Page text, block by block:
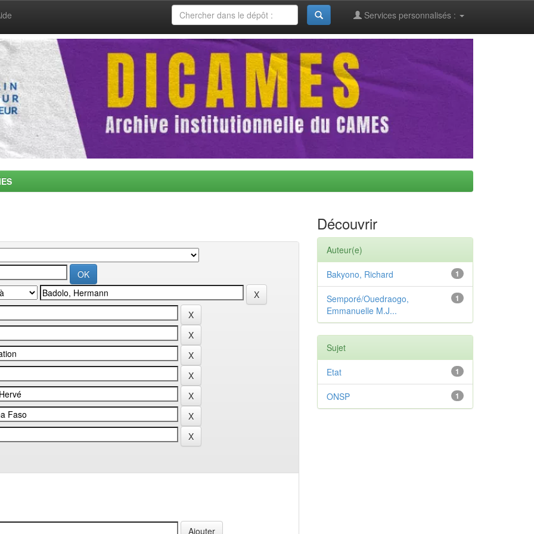
Services personnalisés :
Découvrir
Auteur(e)
1
Bakyono, Richard
1
Semporé/Ouedraogo,
Emmanuelle M.J...
Sujet
1
Etat
1
ONSP